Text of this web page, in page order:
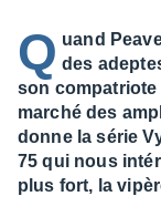
Q uand
des
son compatriote
marché des
donne la série
75 qui nous
plus fort, la